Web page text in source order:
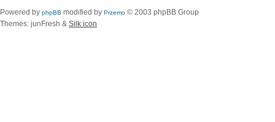
Powered by phpBB modified by Przemo © 2003 phpBB Group
Themes: junFresh & Silk icon